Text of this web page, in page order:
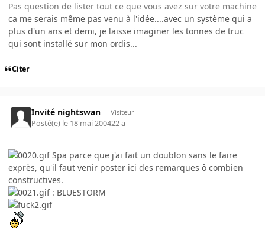
Pas question de lister tout ce que vous avez sur votre machine
ca me serais même pas venu à l'idée....avec un système qui a
plus d'un ans et demi, je laisse imaginer les tonnes de truc
qui sont installé sur mon ordis...
Citer
Invité nightswan Visiteur
Posté(e) le 18 mai 200422 a
Spa parce que j'ai fait un doublon sans le faire
exprès, qu'il faut venir poster ici des remarques ô combien
constructives.
: BLUESTORM